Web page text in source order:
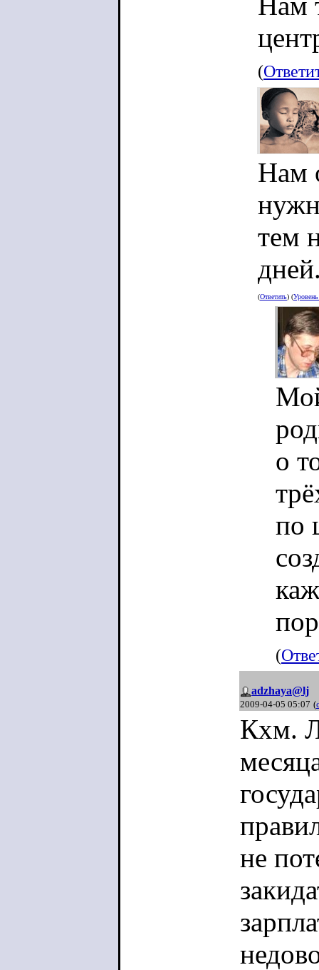
(
Нам
тем
(Ответить) (
о
по
(
adzhaya@lj
2009-04-05 05:07 (
Кхм.
не